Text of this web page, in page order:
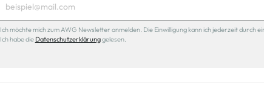
Ich möchte mich zum AWG Newsletter anmelden. Die Einwilligung kann ich jederzeit durch
Ich habe die Datenschutzerklärunggelesen.